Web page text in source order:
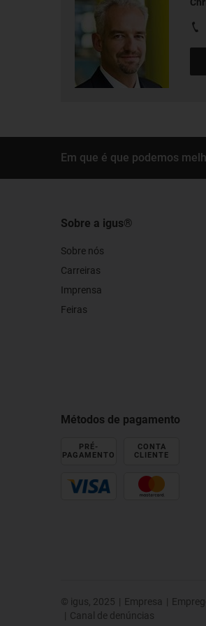
Em que é que podemos
Sobre a igus®
Sobre nós
Carreiras
Imprensa
Feiras
Métodos de pagamento
PRÉ-
PAGAMENTO
CONTA
CLIENTE
© igus, 2025 | Empresa |
| Canal de denúncias